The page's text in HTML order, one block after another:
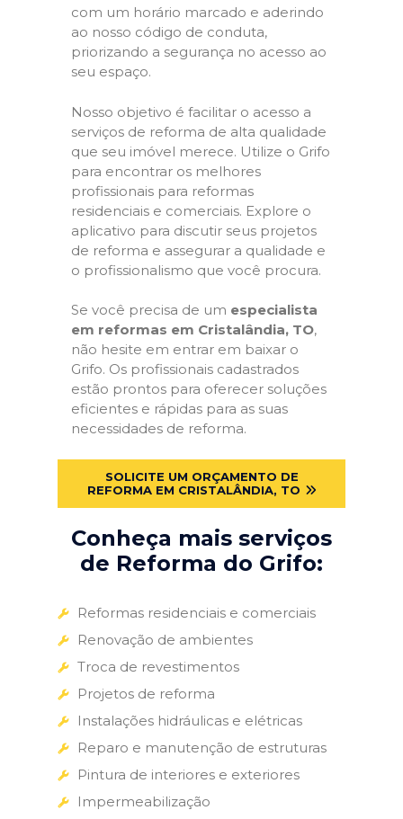
com um horário marcado e aderindo
ao nosso código de conduta,
priorizando a segurança no acesso ao
seu espaço.
Nosso objetivo é facilitar o acesso a
serviços de reforma de alta qualidade
que seu imóvel merece. Utilize o Grifo
para encontrar os melhores
profissionais para reformas
residenciais e comerciais. Explore o
aplicativo para discutir seus projetos
de reforma e assegurar a qualidade e
o profissionalismo que você procura.
Se você precisa de um especialista
em reformas em Cristalândia, TO,
não hesite em entrar em baixar o
Grifo. Os profissionais cadastrados
estão prontos para oferecer soluções
eficientes e rápidas para as suas
necessidades de reforma.
SOLICITE UM ORÇAMENTO DE
REFORMA EM CRISTALÂNDIA, TO
Conheça mais serviços
de Reforma do Grifo:
Reformas residenciais e comerciais
Renovação de ambientes
Troca de revestimentos
Projetos de reforma
Instalações hidráulicas e elétricas
Reparo e manutenção de estruturas
Pintura de interiores e exteriores
Impermeabilização